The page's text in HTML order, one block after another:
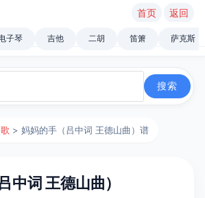
首页 返回
子琴 吉他 二胡 笛箫 萨克斯
> 妈妈的手（吕中词 王德山曲）谱
中词 王德山曲）